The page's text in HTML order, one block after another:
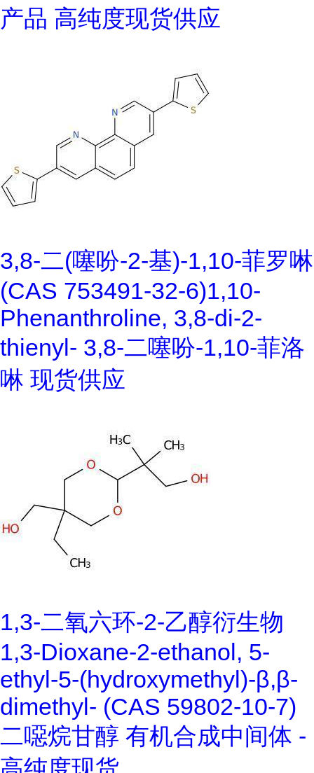
产品 高纯度现货供应
3,8-二(噻吩-2-基)-1,10-菲罗啉
(CAS 753491-32-6)1,10-
Phenanthroline, 3,8-di-2-
thienyl- 3,8-二噻吩-1,10-菲洛
啉 现货供应
1,3-二氧六环-2-乙醇衍生物
1,3-Dioxane-2-ethanol, 5-
ethyl-5-(hydroxymethyl)-β,β-
dimethyl- (CAS 59802-10-7)
二噁烷甘醇 有机合成中间体 -